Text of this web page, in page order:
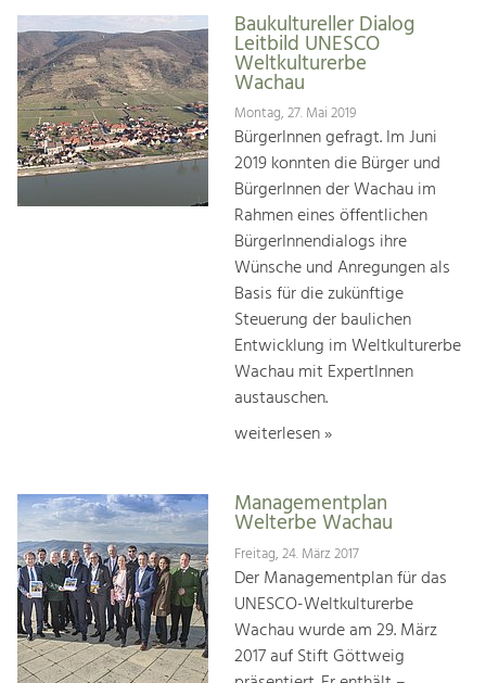
Baukultureller Dialog
Leitbild UNESCO
Weltkulturerbe
Wachau
Montag, 27. Mai 2019
BürgerInnen gefragt. Im Juni
2019 konnten die Bürger und
BürgerInnen der Wachau im
Rahmen eines öffentlichen
BürgerInnendialogs ihre
Wünsche und Anregungen als
Basis für die zukünftige
Steuerung der baulichen
Entwicklung im Weltkulturerbe
Wachau mit ExpertInnen
austauschen.
weiterlesen »
Managementplan
Welterbe Wachau
Freitag, 24. März 2017
Der Managementplan für das
UNESCO-Weltkulturerbe
Wachau wurde am 29. März
2017 auf Stift Göttweig